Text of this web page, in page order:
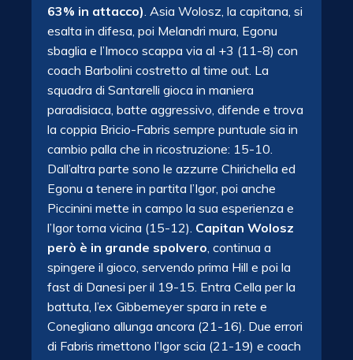
63% in attacco). Asia Wolosz, la capitana, si
esalta in difesa, poi Melandri mura, Egonu
sbaglia e l’Imoco scappa via al +3 (11-8) con
coach Barbolini costretto al time out. La
squadra di Santarelli gioca in maniera
paradisiaca, batte aggressivo, difende e trova
la coppia Bricio-Fabris sempre puntuale sia in
cambio palla che in ricostruzione: 15-10.
Dall’altra parte sono le azzurre Chirichella ed
Egonu a tenere in partita l’Igor, poi anche
Piccinini mette in campo la sua esperienza e
l’Igor torna vicina (15-12). Capitan Wolosz
però è in grande spolvero, continua a
spingere il gioco, servendo prima Hill e poi la
fast di Danesi per il 19-15. Entra Cella per la
battuta, l’ex Gibbemeyer spara in rete e
Conegliano allunga ancora (21-16). Due errori
di Fabris rimettono l’Igor scia (21-19) e coach